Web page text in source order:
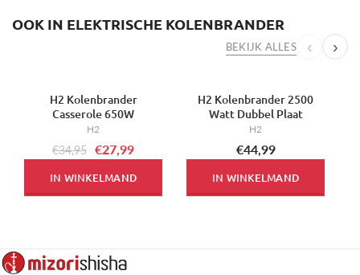
OOK IN ELEKTRISCHE KOLENBRANDER
BEKIJK ALLES ‹ ›
H2 Kolenbrander
Casserole 650W
H2
€34,95 €27,99
IN WINKELMAND
H2 Kolenbrander 2500
Watt Dubbel Plaat
H2
€44,99
IN WINKELMAND